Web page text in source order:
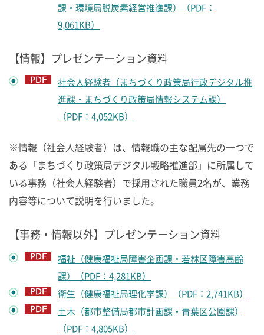
課・環境局脱炭素経営推進課）（PDF：
9,061KB）
【情報】プレゼンテーション資料
社会人経験者（まちづくり政策局行政デジタル推
進課・まちづくり政策局情報システム課）
（PDF：4,052KB）
※情報（社会人経験者）は、情報職の主な配属先の一つで
ある「まちづくり政策局デジタル戦略推進部」に所属して
いる事務（社会人経験者）で採用された職員2名が、業務
内容等について説明を行いました。
【事務・情報以外】プレゼンテーション資料
福祉（健康福祉局障害企画課・若林区障害高齢
課）（PDF：4,281KB）
衛生（健康福祉局理化学課）（PDF：2,741KB）
土木（都市整備局都市計画課・青葉区公園課）
（PDF：4,805KB）